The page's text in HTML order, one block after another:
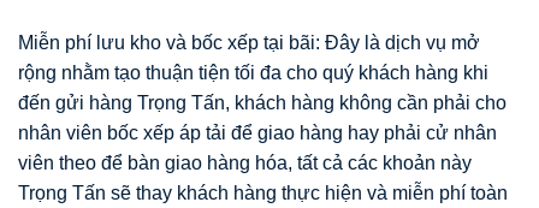
Miễn phí lưu kho và bốc xếp tại bãi: Đây là dịch vụ mở
rộng nhằm tạo thuận tiện tối đa cho quý khách hàng khi
đến gửi hàng Trọng Tấn, khách hàng không cần phải cho
nhân viên bốc xếp áp tải để giao hàng hay phải cử nhân
viên theo để bàn giao hàng hóa, tất cả các khoản này
Trọng Tấn sẽ thay khách hàng thực hiện và miễn phí toàn